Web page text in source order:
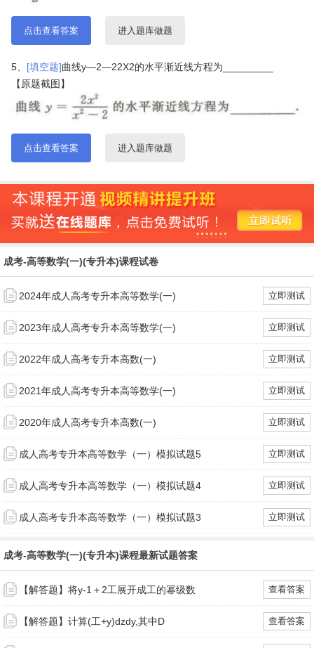
点击查看答案 进入题库做题
5、 [填空题]曲线y—2—22X2的水平渐近线方程为_________
【原题截图】
点击查看答案 进入题库做题
成考-高等数学(一)(专升本)课程试卷
2024年成人高考专升本高等数学(一) 立即测试
2023年成人高考专升本高等数学(一) 立即测试
2022年成人高考专升本高数(一) 立即测试
2021年成人高考专升本高等数学(一) 立即测试
2020年成人高考专升本高数(一) 立即测试
成人高考专升本高等数学（一）模拟试题5 立即测试
成人高考专升本高等数学（一）模拟试题4 立即测试
成人高考专升本高等数学（一）模拟试题3 立即测试
成考-高等数学(一)(专升本)课程最新试题答案
【解答题】将y-1＋2工展开成工的幂级数 查看答案
【解答题】计算(工+y)dzdy,其中D 查看答案